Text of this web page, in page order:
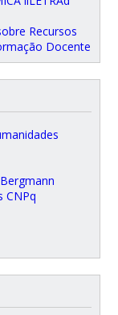
Recursos
Docente
CNPq